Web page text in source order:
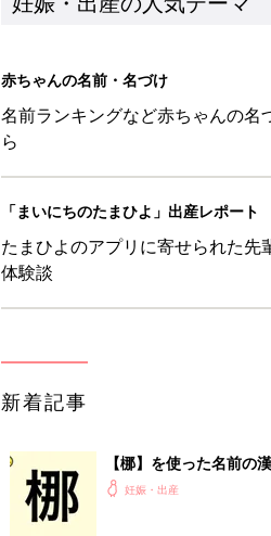
赤ちゃんの名前・名づけ
名前ランキングなど赤ちゃんの名
ら
「まいにちのたまひよ」出産レポート
たまひよのアプリに寄せられた先
体験談
新着記事
【梛】を使った名前の
妊娠・出産